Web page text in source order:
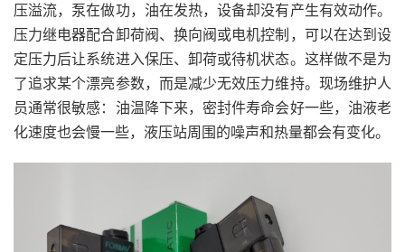
压溢流，泵在做功，油在发热，设备却没有产生有效动作。
压力继电器配合卸荷阀、换向阀或电机控制，可以在达到设
定压力后让系统进入保压、卸荷或待机状态。这样做不是为
了追求某个漂亮参数，而是减少无效压力维持。现场维护人
员通常很敏感：油温降下来，密封件寿命会好一些，油液老
化速度也会慢一些，液压站周围的噪声和热量都会有变化。